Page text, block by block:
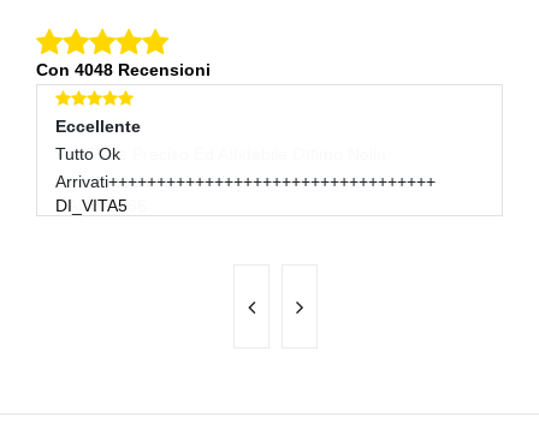
Con 4048 Recensioni
Eccellente
Tutto Ok
Arrivati++++++++++++++++++++++++++++++++++
DI_VITA5